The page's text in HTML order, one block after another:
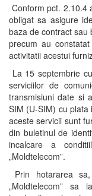
Conform pct. 2.10.4
obligat sa asigure
baza de contract sau
precum au
activitatii acestui
La 15 septembrie
serviciilor de
transmisiuni date si
SIM (U-SIM) cu
aceste servicii sunt
din buletinul de
incalcare a
„Moldtelecom”.
Prin hotararea
„Moldtelecom” sa